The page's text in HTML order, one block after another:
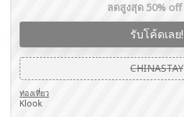
ลดสูงสุด 50% off
รับโค้ดเลย!
CHINASTAY
ท่องเที่ยว
Klook